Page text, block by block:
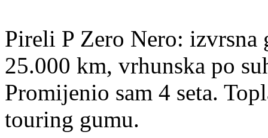
Pireli P Zero Nero: izvrsna
25.000 km, vrhunska po
Promijenio sam 4 seta.
touring gumu.